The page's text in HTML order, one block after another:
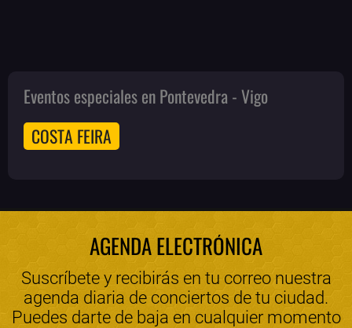
Eventos especiales en Pontevedra - Vigo
COSTA FEIRA
AGENDA ELECTRÓNICA
Suscríbete y recibirás en tu correo nuestra
agenda diaria de conciertos de tu ciudad.
Puedes darte de baja en cualquier momento